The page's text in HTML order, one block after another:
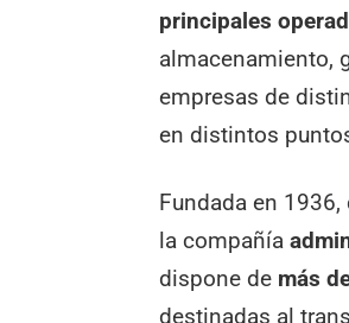
principales
almacenamiento,
empresas de
en distintos
Fundada en
la compañía
dispone de más
destinadas al